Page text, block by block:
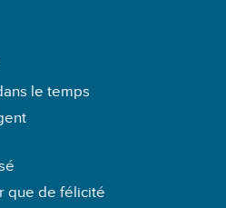
le temps
que de félicité